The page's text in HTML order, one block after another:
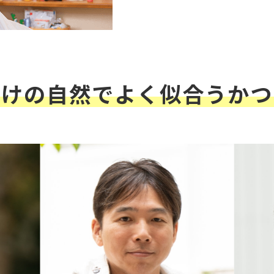
の自然でよく似合うか